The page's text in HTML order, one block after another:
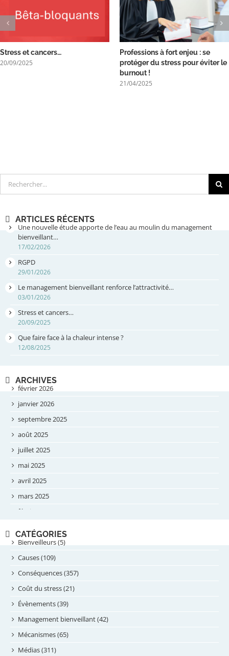
Stress et cancers…
20/09/2025
Professions à fort enjeu : se
protéger du stress pour éviter le
burnout !
21/04/2025
Rechercher
ARTICLES RÉCENTS
Une nouvelle étude apporte de l’eau au moulin du management
bienveillant…
17/02/2026
RGPD
29/01/2026
Le management bienveillant renforce l’attractivité…
03/01/2026
Stress et cancers…
20/09/2025
Que faire face à la chaleur intense ?
12/08/2025
ARCHIVES
février 2026
janvier 2026
septembre 2025
août 2025
juillet 2025
mai 2025
avril 2025
mars 2025
février 2025
septembre 2024
août 2024
juillet 2024
juin 2024
mai 2024
avril 2024
février 2024
janvier 2024
CATÉGORIES
Bienveilleurs (5)
Causes (109)
Conséquences (357)
Coût du stress (21)
Évènements (39)
Management bienveillant (42)
Mécanismes (65)
Médias (311)